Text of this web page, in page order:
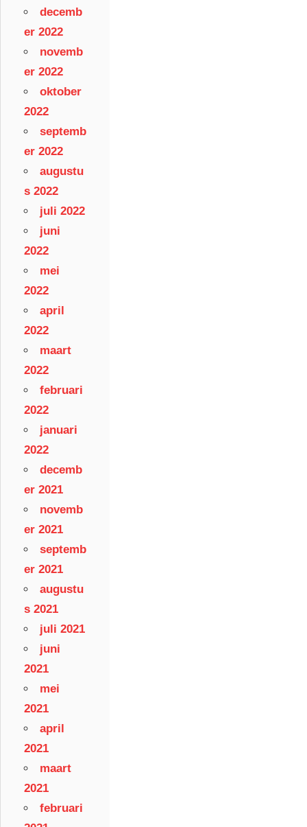
decemb
er 2022
novemb
er 2022
oktober
2022
septemb
er 2022
augustu
s 2022
juli 2022
juni
2022
mei
2022
april
2022
maart
2022
februari
2022
januari
2022
decemb
er 2021
novemb
er 2021
septemb
er 2021
augustu
s 2021
juli 2021
juni
2021
mei
2021
april
2021
maart
2021
februari